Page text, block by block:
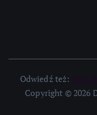
Odwiedź też:
Copyright © 2026